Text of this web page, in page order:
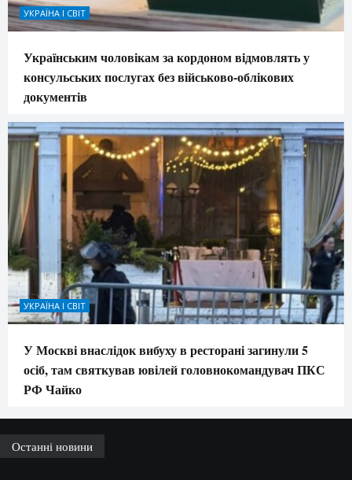
УКРАЇНА І СВІТ
Українським чоловікам за кордоном відмовлять у
консульських послугах без військово-облікових
документів
УКРАЇНА І СВІТ
У Москві внаслідок вибуху в ресторані загинули 5
осіб, там святкував ювілей головнокомандувач ПКС
РФ Чайко
Останні новини